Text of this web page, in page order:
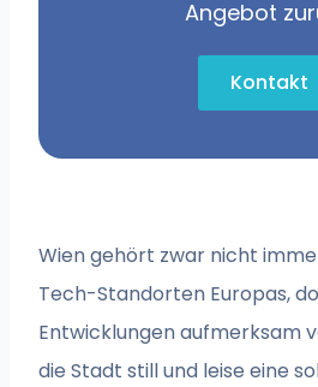
Angebot
Kontakt
Wien gehört zwar nicht
Tech-Standorten Europas,
Entwicklungen aufmerksam
die Stadt still und leise eine